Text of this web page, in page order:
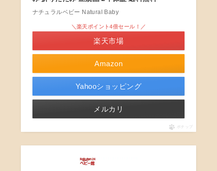
ナチュラルベビー Natural Baby
Amazon
＼楽天ポイント4倍セール！／
楽天市場
Yahooショッピング
メルカリ
ポチップ